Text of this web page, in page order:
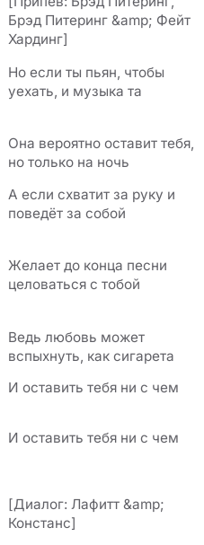
Брэд Питеринг &amp; Фейт
Хардинг]
Но если ты пьян, чтобы
уехать, и музыка та
Она вероятно оставит тебя,
но только на ночь
А если схватит за руку и
поведёт за собой
Желает до конца песни
целоваться с тобой
Ведь любовь может
вспыхнуть, как сигарета
И оставить тебя ни с чем
И оставить тебя ни с чем
[Диалог: Лафитт &amp;
Констанс]